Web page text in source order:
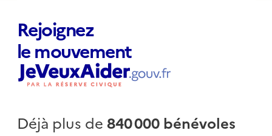
Rejoignez
le mouvement
Déjà plus de840 000 bénévoles